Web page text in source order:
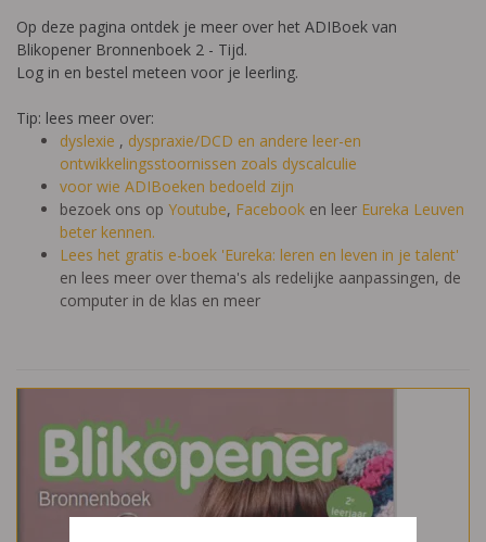
Op deze pagina ontdek je meer over het ADIBoek van
Blikopener Bronnenboek 2 - Tijd.
Log in en bestel meteen voor je leerling.
Tip: lees meer over:
dyslexie , dyspraxie/DCD en andere leer-en
ontwikkelingsstoornissen zoals dyscalculie
voor wie ADIBoeken bedoeld zijn
bezoek ons op Youtube, Facebook en leer Eureka Leuven
beter kennen.
Lees het gratis e-boek 'Eureka: leren en leven in je talent'
en lees meer over thema's als redelijke aanpassingen, de
computer in de klas en meer